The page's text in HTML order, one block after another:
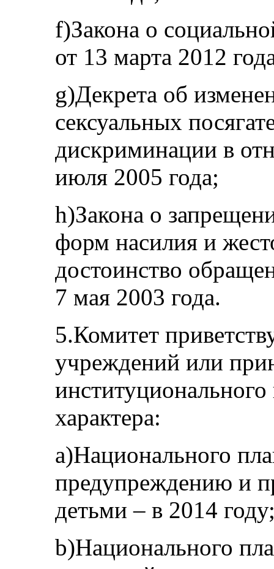
f)Закона о
от 13 марта 2012
g)Декрета об
сексуальных
дискриминации в
июля 2005 года;
h)Закона о
форм насилия и
достоинство
7 мая 2003 года.
5.Комитет
учреждений или
характера:
a)Национального
предупреждению и
детьми – в 2014
b)Национального